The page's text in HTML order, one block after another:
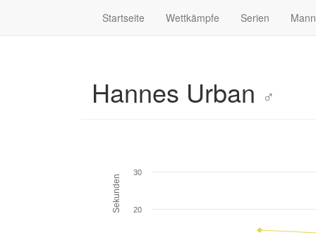
Startseite Wettkämpfe Serien
Hannes Urban ♂
Sekunden 20
30